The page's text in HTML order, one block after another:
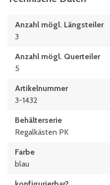
Anzahl mögl. Längsteiler
3
Anzahl mögl. Querteiler
5
Artikelnummer
3-1432
Behälterserie
Regalkästen PK
Farbe
blau